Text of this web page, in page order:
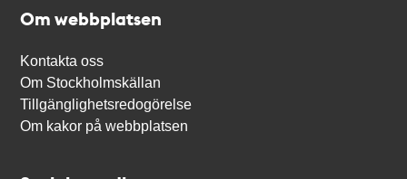
Om webbplatsen
Kontakta oss
Om Stockholmskällan
Tillgänglighetsredogörelse
Om kakor på webbplatsen